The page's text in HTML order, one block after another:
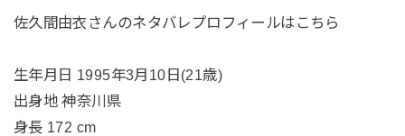
佐久間由衣さんのネタバレプロフィールはこちら
生年月日 1995年3月10日(21歳)
出身地 神奈川県
身長 172 cm